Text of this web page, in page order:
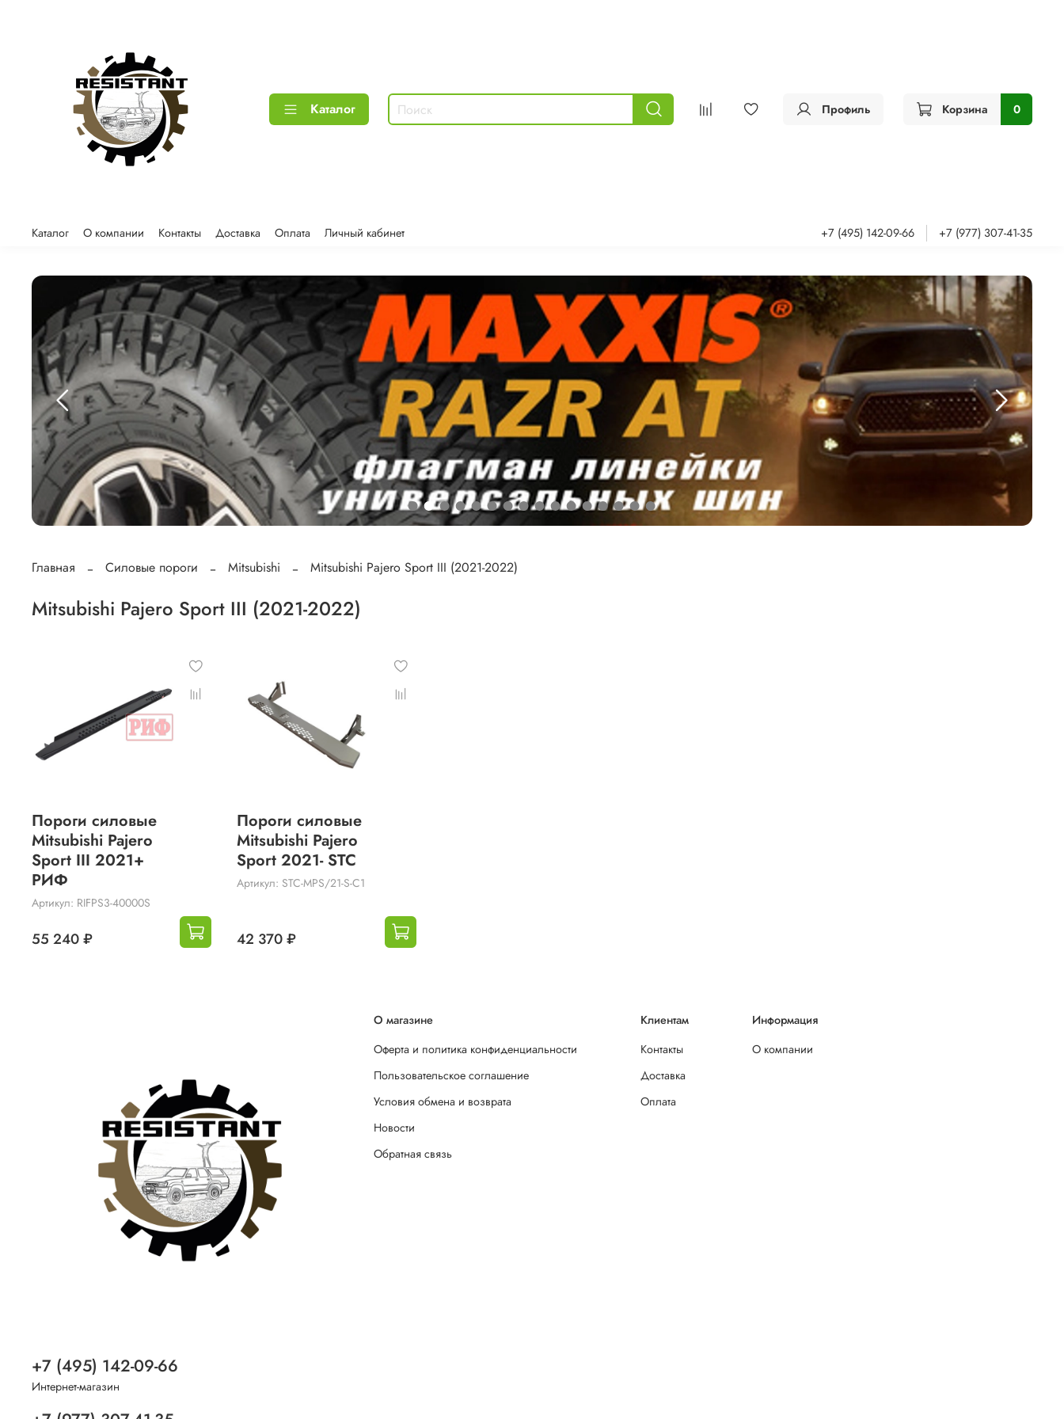
Каталог Профиль Корзина 0
Каталог О компании Контакты Доставка Оплата Личный кабинет +7 (495) 142-09-66 +7 (977) 307-41-35
Главная Силовые пороги Mitsubishi Mitsubishi Pajero Sport III (2021-2022)
Mitsubishi Pajero Sport III (2021-2022)
Пороги силовые
Mitsubishi Pajero
Sport III 2021+
РИФ
Артикул: RIFPS3-40000S
55 240 ₽
Пороги силовые
Mitsubishi Pajero
Sport 2021- STC
Артикул: STC-MPS/21-S-C1
42 370 ₽
О магазине
Оферта и политика конфиденциальности
Пользовательское соглашение
Условия обмена и возврата
Новости
Обратная связь
Клиентам
Контакты
Доставка
Оплата
Информация
О компании
+7 (495) 142-09-66
Интернет-магазин